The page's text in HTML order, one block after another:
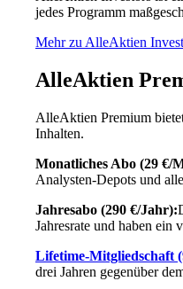
jedes Programm
Mehr zu AlleAktien
AlleAktien
AlleAktien Premium
Inhalten.
Monatliches Abo (29 €/
Analysten-Depots und
Jahresabo (290 €/Jahr):
Jahresrate und haben ein
Lifetime-Mitgliedschaft
drei Jahren gegenüber